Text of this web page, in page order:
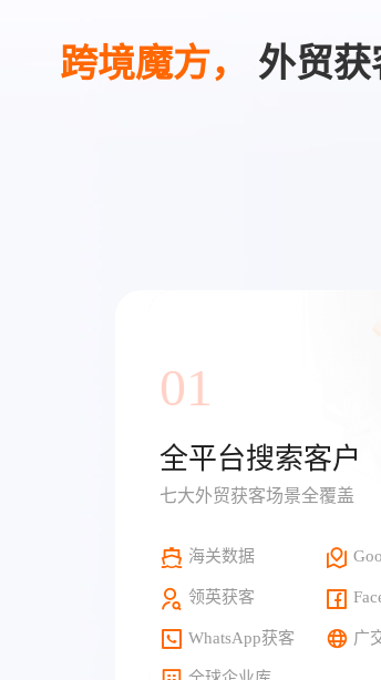
跨境魔方， 外贸
01
全平台搜索客户
七大外贸获客场景全覆盖
海关数据
领英获客
WhatsApp获客 广